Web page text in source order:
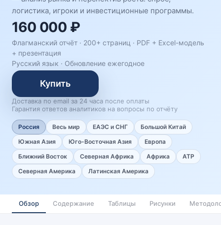
логистика, игроки и инвестиционные программы.
160 000 ₽
Флагманский отчёт · 200+ страниц · PDF + Excel-модель
+ презентация
Русский язык · Обновление ежегодное
Купить
Доставка по email за 24 часа после оплаты
Гарантия ответов аналитиков на вопросы по отчёту
Россия Весь мир ЕАЭС и СНГ
Большой Китай
Южная Азия
Юго-Восточная Азия
Европа
Ближний Восток
Северная Африка Африка
АТР
Северная Америка
Латинская Америка
Обзор Содержание Таблицы Рисунки